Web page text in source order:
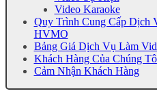
Video Karaoke
Quy Trình Cung Cấp Dịch
HVMO
Bảng Giá Dịch Vụ Làm
Khách Hàng Của Chúng
Cảm Nhận Khách Hàng